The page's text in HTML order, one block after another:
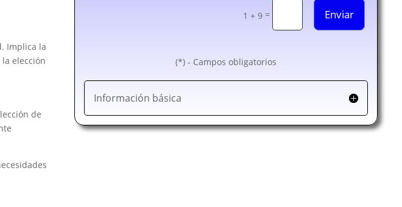
Implica la
elección
de
1 + 9= Enviar
(*) - Campos obligatorios
Información básica